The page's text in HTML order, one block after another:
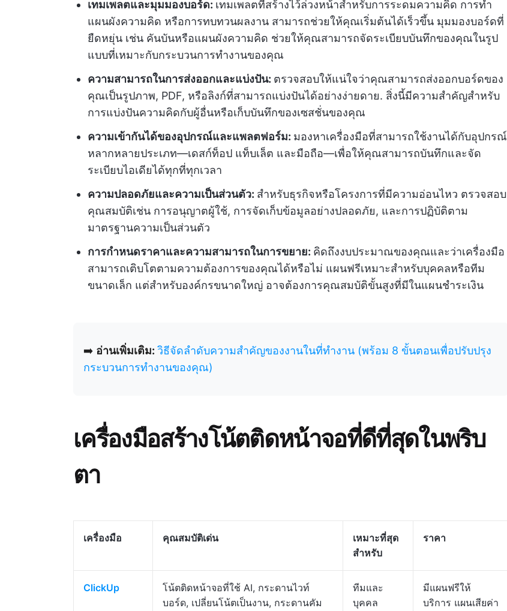
เทมเพลตและมุมมองบอร์ด: เทมเพลตที่สร้างไว้ล่วงหน้าสำหรับการระดมความคิด การทำ
แผนผังความคิด หรือการทบทวนผลงาน สามารถช่วยให้คุณเริ่มต้นได้เร็วขึ้น มุมมองบอร์ดที่
ยืดหยุ่น เช่น คันบันหรือแผนผังความคิด ช่วยให้คุณสามารถจัดระเบียบบันทึกของคุณในรูป
แบบที่เหมาะกับกระบวนการทำงานของคุณ
ความสามารถในการส่งออกและแบ่งปัน: ตรวจสอบให้แน่ใจว่าคุณสามารถส่งออกบอร์ดของ
คุณเป็นรูปภาพ, PDF, หรือลิงก์ที่สามารถแบ่งปันได้อย่างง่ายดาย. สิ่งนี้มีความสำคัญสำหรับ
การแบ่งปันความคิดกับผู้อื่นหรือเก็บบันทึกของเซสชั่นของคุณ
ความเข้ากันได้ของอุปกรณ์และแพลตฟอร์ม: มองหาเครื่องมือที่สามารถใช้งานได้กับอุปกรณ์
หลากหลายประเภท—เดสก์ท็อป แท็บเล็ต และมือถือ—เพื่อให้คุณสามารถบันทึกและจัด
ระเบียบไอเดียได้ทุกที่ทุกเวลา
ความปลอดภัยและความเป็นส่วนตัว: สำหรับธุรกิจหรือโครงการที่มีความอ่อนไหว ตรวจสอบ
คุณสมบัติเช่น การอนุญาตผู้ใช้, การจัดเก็บข้อมูลอย่างปลอดภัย, และการปฏิบัติตาม
มาตรฐานความเป็นส่วนตัว
การกำหนดราคาและความสามารถในการขยาย: คิดถึงงบประมาณของคุณและว่าเครื่องมือ
สามารถเติบโตตามความต้องการของคุณได้หรือไม่ แผนฟรีเหมาะสำหรับบุคคลหรือทีม
ขนาดเล็ก แต่สำหรับองค์กรขนาดใหญ่ อาจต้องการคุณสมบัติขั้นสูงที่มีในแผนชำระเงิน
➡️ อ่านเพิ่มเติม: วิธีจัดลำดับความสำคัญของงานในที่ทำงาน (พร้อม 8 ขั้นตอนเพื่อปรับปรุง
กระบวนการทำงานของคุณ)
เครื่องมือสร้างโน้ตติดหน้าจอที่ดีที่สุดในพริบ
ตา
เครื่องมือ คุณสมบัติเด่น
เหมาะที่สุด
สำหรับ
ราคา
ClickUp
โน้ตติดหน้าจอที่ใช้ AI, กระดานไวท์
บอร์ด, เปลี่ยนโน้ตเป็นงาน, กระดานคัม
ทีมและ
บุคคล
มีแผนฟรีให้
บริการ แผนเสียค่า